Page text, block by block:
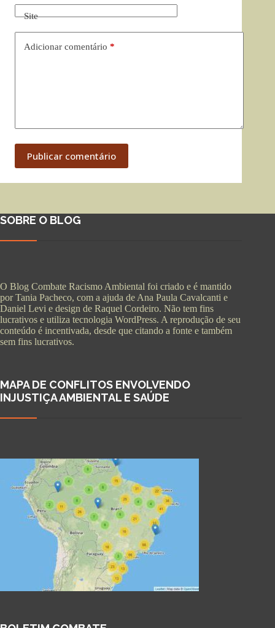
Site
Adicionar comentário *
Publicar comentário
SOBRE O BLOG
O Blog Combate Racismo Ambiental foi criado e é mantido
por Tania Pacheco, com a ajuda de Ana Paula Cavalcanti e
Daniel Levi e design de Raquel Cordeiro. Não tem fins
lucrativos e utiliza tecnologia WordPress. A reprodução de seu
conteúdo é incentivada, desde que citando a fonte e também
sem fins lucrativos.
MAPA DE CONFLITOS ENVOLVENDO
INJUSTIÇA AMBIENTAL E SAÚDE